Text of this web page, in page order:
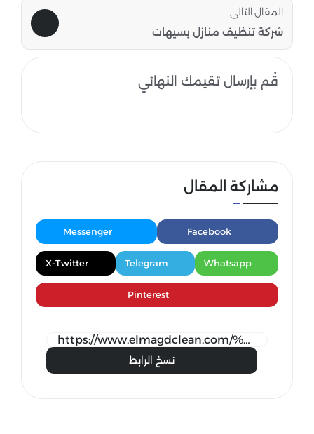
المقال التالى
شركة تنظيف منازل بسيهات
قُم بإرسال تقيمك النهائي
مشاركة المقال
Facebook
Messenger
Whatsapp
Telegram
X-Twitter
Pinterest
نسخ الرابط